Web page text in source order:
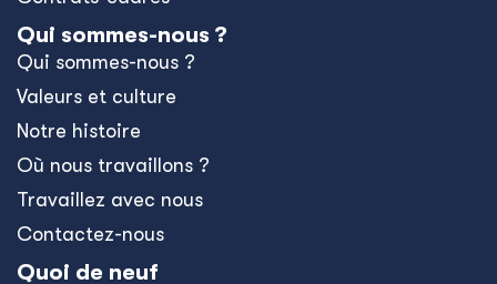
Qui sommes-nous ?
Qui sommes-nous ?
Valeurs et culture
Notre histoire
Où nous travaillons ?
Travaillez avec nous
Contactez-nous
Quoi de neuf